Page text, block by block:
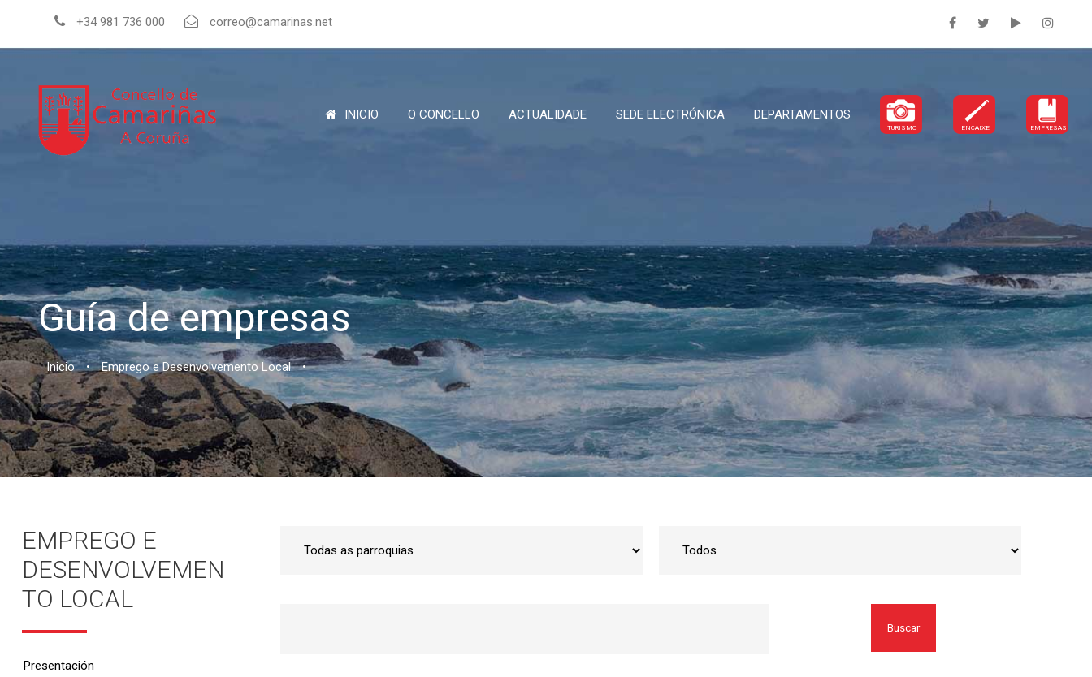
+34 981 736 000 correo@camarinas.net
INICIO O CONCELLO ACTUALIDADE SEDE ELECTRÓNICA DEPARTAMENTOS
TURISMO ENCAIXE EMPRESAS
Guía de empresas
Inicio • Emprego e Desenvolvemento Local •
Buscar
EMPREGO E
DESENVOLVEMEN
TO LOCAL
Presentación